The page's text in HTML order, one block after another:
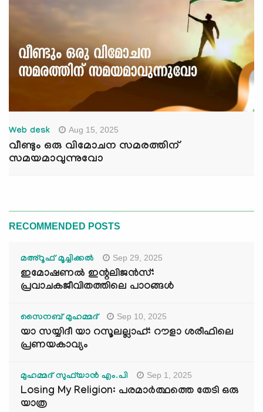
Web desk Aug 15, 2025
വീണ്ടും ഒരു വിമോചന സമരത്തിന്
സമയമാവുന്നുവോ
RECOMMENDED POSTS
മഅ്റൂഫ് മൂച്ചിക്കല്‍ Sep 29, 2025
ഇമോഷണൽ ഇന്റലിജൻസ്:
പ്രവാചകജീവിതത്തിലെ പാഠങ്ങൾ
സൈനബ് മുഹമ്മദ് Sep 10, 2025
യാ സയ്യിദീ യാ റസൂലല്ലാഹ്: റൗളാ ശരീഫിലെ
പ്രണയകാവ്യം
മുഹമ്മദ് സുഫ്‌യാൻ എം.പി Sep 1, 2025
Losing My Religion: പരമാർത്ഥത്തെ തേടി ഒരു
യാത്ര